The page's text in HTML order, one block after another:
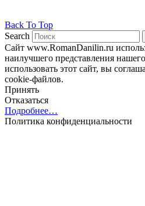
Back To Top
Search
Сайт www.RomanDanilin.ru
наилучшего представления
использовать этот сайт, вы
cookie-файлов.
Принять
Отказаться
Подробнее…
Политика конфиденциальности